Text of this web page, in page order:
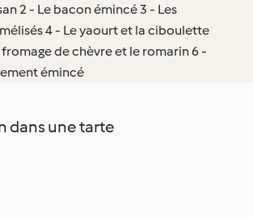
2 - Le bacon émincé 3 - Les
4 - Le yaourt et la ciboulette
fromage de chèvre et le romarin 6 -
émincé
dans une tarte